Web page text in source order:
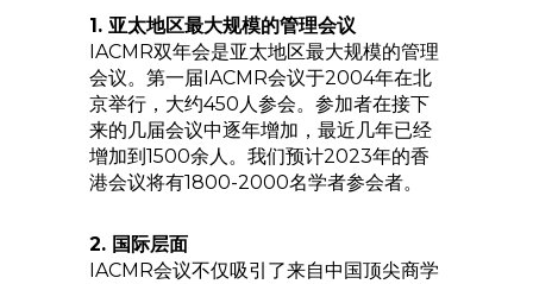
1. 亚太地区最大规模的管理会议
IACMR双年会是亚太地区最大规模的管理
会议。第一届IACMR会议于2004年在北
京举行，大约450人参会。参加者在接下
来的几届会议中逐年增加，最近几年已经
增加到1500余人。我们预计2023年的香
港会议将有1800-2000名学者参会者。
2. 国际层面
IACMR会议不仅吸引了来自中国顶尖商学